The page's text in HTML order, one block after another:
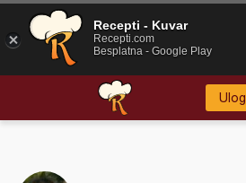
Recepti - Kuvar
Recepti.com
Besplatna - Google Play